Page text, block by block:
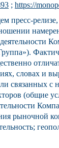
; https://
пресс-
словах и
связанных с
(общие
рыночной